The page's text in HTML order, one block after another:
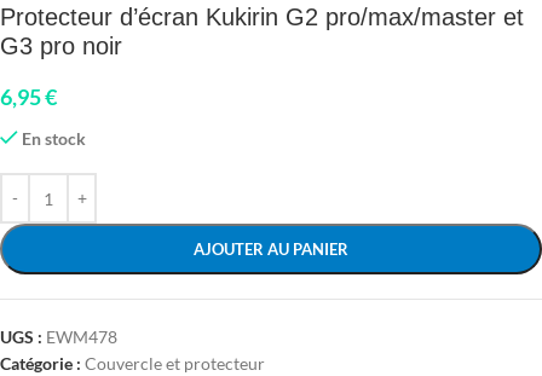
Protecteur d’écran Kukirin G2 pro/max/master et
G3 pro noir
6,95€
En stock
AJOUTER AU PANIER
UGS : EWM478
Catégorie : Couvercle et protecteur